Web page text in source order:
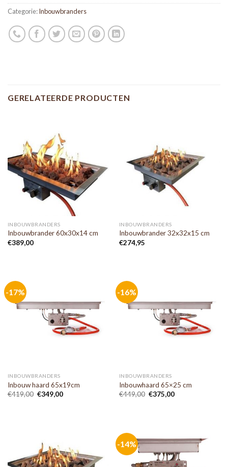
Categorie:Inbouwbranders
GERELATEERDE PRODUCTEN
INBOUWBRANDERS
Inbouwbrander 60x30x14 cm
€389,00
INBOUWBRANDERS
Inbouwbrander 32x32x15 cm
€274,95
-17%
INBOUWBRANDERS
Inbouw haard 65x19cm
€419,00 €349,00
-16%
INBOUWBRANDERS
Inbouwhaard 65×25 cm
€449,00 €375,00
-14%